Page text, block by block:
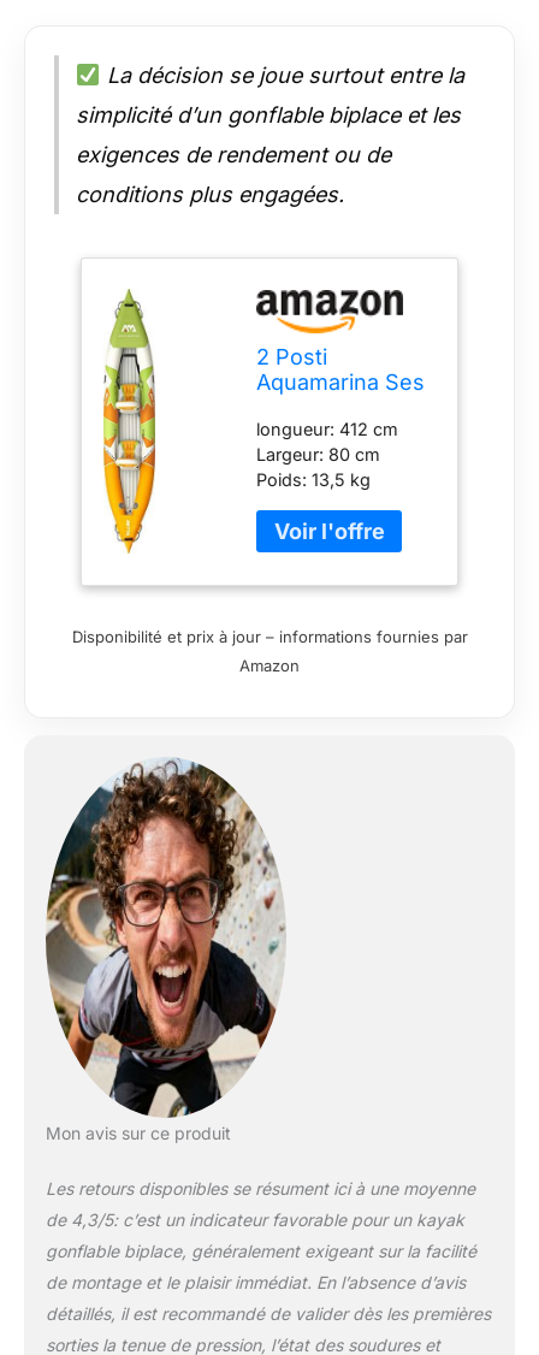
La décision se joue surtout entre la
simplicité d’un gonflable biplace et les
exigences de rendement ou de
conditions plus engagées.
2 Posti
Aquamarina Ses
longueur: 412 cm
Largeur: 80 cm
Poids: 13,5 kg
155 kg max 2
passagers
Disponibilité et prix à jour – informations fournies par
Amazon
Mon avis sur ce produit
Les retours disponibles se résument ici à une moyenne
de 4,3/5: c’est un indicateur favorable pour un kayak
gonflable biplace, généralement exigeant sur la facilité
de montage et le plaisir immédiat. En l’absence d’avis
détaillés, il est recommandé de valider dès les premières
sorties la tenue de pression, l’état des soudures et